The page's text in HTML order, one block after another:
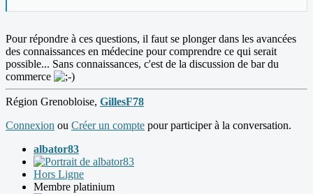
Pour répondre à ces questions, il faut se plonger dans les avancées
des connaissances en médecine pour comprendre ce qui serait
possible... Sans connaissances, c'est de la discussion de bar du
commerce
Région Grenobloise, GillesF78
Connexion ou Créer un compte pour participer à la conversation.
albator83
Hors Ligne
Membre platinium